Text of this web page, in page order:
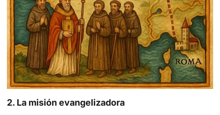
2. La misión evangelizadora